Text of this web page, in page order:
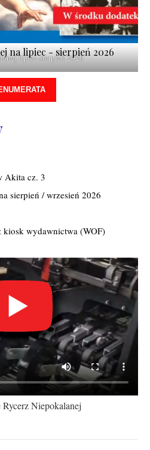
lipiec-sierpień 2026
na lipiec - sierpień 2026
Akita cz. 3
sierpień / wrzesień 2026
kiosk wydawnictwa (WOF)
Niepokalanej